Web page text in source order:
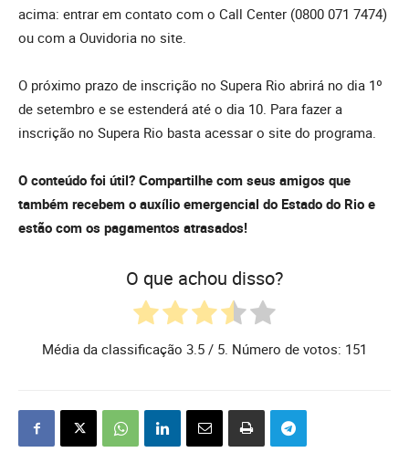
acima: entrar em contato com o Call Center (0800 071 7474)
ou com a Ouvidoria no site.
O próximo prazo de inscrição no Supera Rio abrirá no dia 1º
de setembro e se estenderá até o dia 10. Para fazer a
inscrição no Supera Rio basta acessar o site do programa.
O conteúdo foi útil? Compartilhe com seus amigos que
também recebem o auxílio emergencial do Estado do Rio e
estão com os pagamentos atrasados!
O que achou disso?
Média da classificação 3.5 / 5. Número de votos: 151